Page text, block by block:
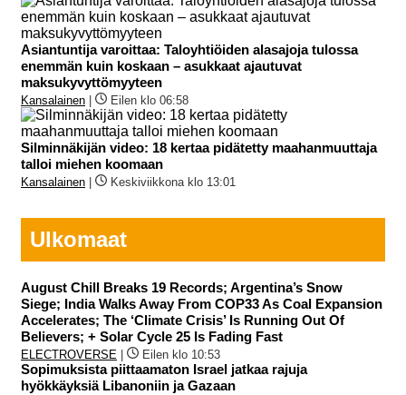
Asiantuntija varoittaa: Taloyhtiöiden alasajoja tulossa
enemmän kuin koskaan – asukkaat ajautuvat
maksukyvyttömyyteen
Kansalainen Eilen klo 06:58
Silminnäkijän video: 18 kertaa pidätetty maahanmuuttaja
talloi miehen koomaan
Kansalainen Keskiviikkona klo 13:01
Ulkomaat
August Chill Breaks 19 Records; Argentina’s Snow
Siege; India Walks Away From COP33 As Coal Expansion
Accelerates; The ‘Climate Crisis’ Is Running Out Of
Believers; + Solar Cycle 25 Is Fading Fast
ELECTROVERSE Eilen klo 10:53
Sopimuksista piittaamaton Israel jatkaa rajuja
hyökkäyksiä Libanoniin ja Gazaan